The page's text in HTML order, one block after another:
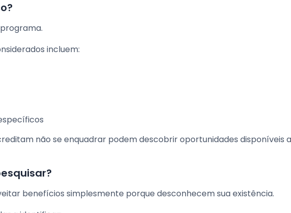
incluem:
não se enquadrar podem descobrir oportunidades disponíveis
benefícios simplesmente porque desconhecem sua existência.